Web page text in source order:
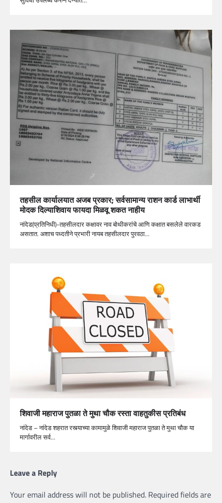
तहसील कार्यालयात अजब प्रकार; सर्वसामान्य राशन कार्ड लाभार्थी
मोदक दिल्याशिवाय फायदा मिळवू शकत नाहीय
नांदेड(प्रतिनिधी)-तहसीलदार कक्षावर नाव बोथीकरांचे आणि कक्षात बसलेले वारकड
असतात. अशाच पध्दतीने प्रभारी नायब तहसीलदार पुरवठा…
शिवाजी महाराज पुतळा ते मुथा चौक रस्ता वाहतुकीस प्रतिबंध
नांदेड – नांदेड शहरात रस्त्याच्या कामामुळे शिवाजी महाराज पुतळा ते मुथा चौक या
मार्गावरील सर्व…
Leave a Reply
Your email address will not be published. Required fields are